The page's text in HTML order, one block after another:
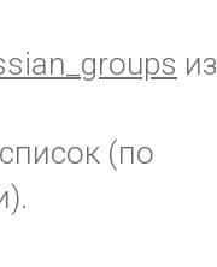
из
(по